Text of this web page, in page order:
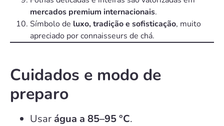
mercados premium internacionais.
Símbolo de luxo, tradição e sofisticação, muito
apreciado por connaisseurs de chá.
Cuidados e modo de
preparo
Usar água a 85–95 °C.